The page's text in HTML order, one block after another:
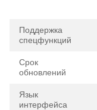
Поддержка
спецфункций
Срок
обновлений
Язык
интерфейса